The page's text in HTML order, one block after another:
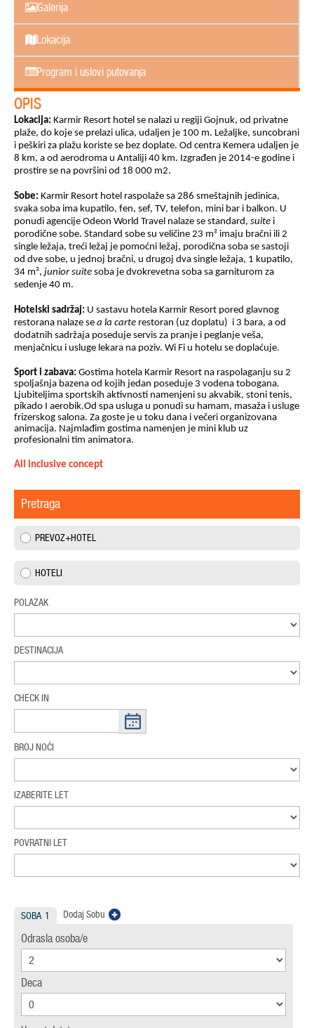
Galerija
Lokacija
Program i uslovi putovanja
OPIS
Lokacija: Karmir Resort hotel se nalazi u regiji Gojnuk, od privatne
plaže, do koje se prelazi ulica, udaljen je 100 m. Ležaljke, suncobrani
i peškiri za plažu koriste se bez doplate. Od centra Kemera udaljen je
8 km, a od aerodroma u Antaliji 40 km. Izgrađen je 2014-e godine i
prostire se na površini od 18 000 m2.
Sobe: Karmir Resort hotel raspolaže sa 286 smeštajnih jedinica,
svaka soba ima kupatilo, fen, sef, TV, telefon, mini bar i balkon. U
ponudi agencije Odeon World Travel nalaze se standard, suite i
porodične sobe. Standard sobe su veličine 23 m² imaju bračni ili 2
single ležaja, treći ležaj je pomoćni ležaj, porodična soba se sastoji
od dve sobe, u jednoj bračni, u drugoj dva single ležaja, 1 kupatilo,
34 m², junior suite soba je dvokrevetna soba sa garniturom za
sedenje 40 m.
Hotelski sadržaj: U sastavu hotela Karmir Resort pored glavnog
restorana nalaze se a la carte restoran (uz doplatu) i 3 bara, a od
dodatnih sadržaja poseduje servis za pranje i peglanje veša,
menjačnicu i usluge lekara na poziv. Wi Fi u hotelu se doplaćuje.
Sport i zabava: Gostima hotela Karmir Resort na raspolaganju su 2
spoljašnja bazena od kojih jedan poseduje 3 vodena tobogana.
Ljubiteljima sportskih aktivnosti namenjeni su akvabik, stoni tenis,
pikado I aerobik.Od spa usluga u ponudi su hamam, masaža i usluge
frizerskog salona. Za goste je u toku dana i večeri organizovana
animacija. Najmlađim gostima namenjen je mini klub uz
profesionalni tim animatora.
All inclusive concept
Pretraga
PREVOZ+HOTEL
HOTELI
POLAZAK
DESTINACIJA
CHECK IN
BROJ NOĆI
IZABERITE LET
POVRATNI LET
SOBA 1 Dodaj Sobu
Odrasla osoba/e
Deca